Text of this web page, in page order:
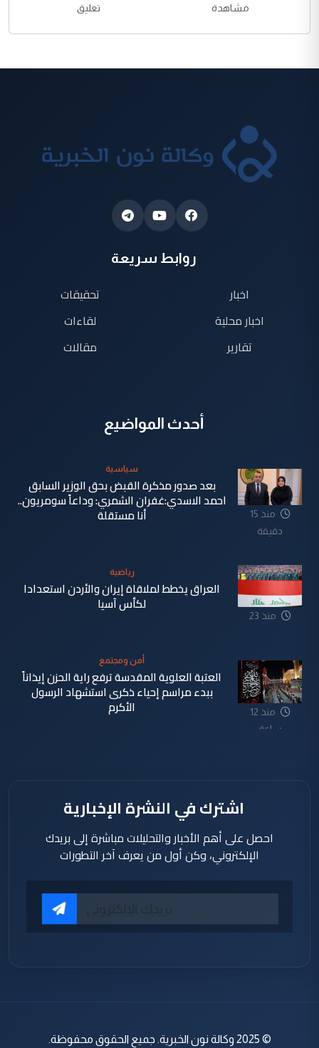
مشاهدة تعليق
روابط سريعة
اخبار
اخبار محلية
تقارير
تحقيقات
لقاءات
مقالات
أحدث المواضيع
منذ 15
دقيقة
سياسية
بعد صدور مذكرة القبض بحق الوزير السابق
احمد الاسدي:غفران الشمري: وداعاً سومريون..
أنا مستقلة
منذ 23
رياضية
العراق يخطط لملاقاة إيران والأردن استعدادا
لكأس آسيا
منذ 12
ساعة
أمن ومجتمع
العتبة العلوية المقدسة ترفع راية الحزن إيذاناً
ببدء مراسم إحياء ذكرى استشهاد الرسول
الأكرم
اشترك في النشرة الإخبارية
احصل على أهم الأخبار والتحليلات مباشرة إلى بريدك
الإلكتروني، وكن أول من يعرف آخر التطورات
© 2025 وكالة نون الخبرية. جميع الحقوق محفوظة.